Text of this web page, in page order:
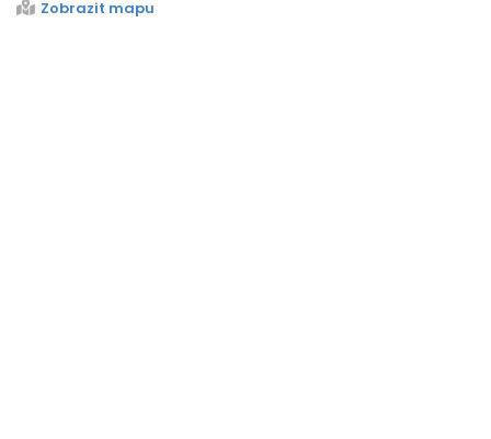
Zobrazit mapu